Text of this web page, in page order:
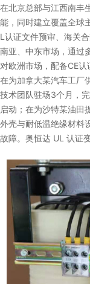
在北京总部与江西南丰
能，同时建立覆盖全球
L认证文件预审、海关
南亚、中东市场，通过
对欧洲市场，配备CE
在为加拿大某汽车工厂
技术团队驻场3个月，
启动；在为沙特某油田
外壳与耐低温绝缘材
故障。奥恒达 UL 认证